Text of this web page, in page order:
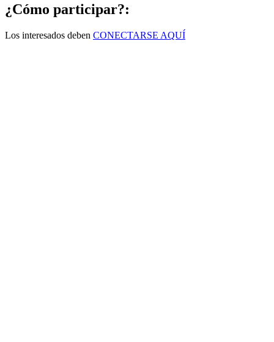
¿Cómo participar?:
Los interesados deben CONECTARSE AQUÍ